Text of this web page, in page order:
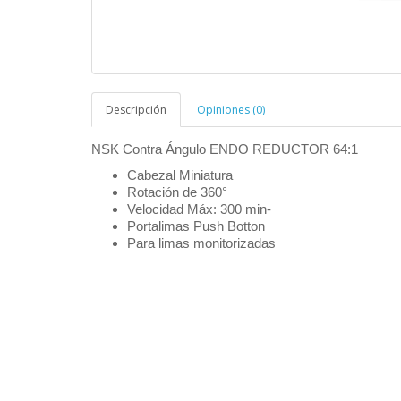
Descripción Opiniones (0)
NSK Contra Ángulo ENDO REDUCTOR 64:1
Cabezal Miniatura
Rotación de 360°
Velocidad Máx: 300 min-
Portalimas Push Botton
Para limas monitorizadas